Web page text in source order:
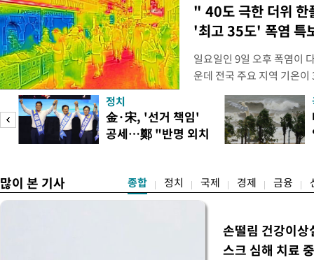
" 40도 극한 더위 한
'최고 35도' 폭염 특
일요일인 9일 오후 폭염이
운데 전국 주요 지역 기온
더위가 꺾인 분위기다. 기
도(오산, 안성, 용인남부,
화순, 보성, 광양, 강진, 영
면 제외), 곡성북부, 곡성남
정치
金·宋, '선거 책임'
공세…鄭 "반명 외치
많이 본 기사 종합 정치 국제 경제 금융
손떨림 건강이
스크 심해 치료